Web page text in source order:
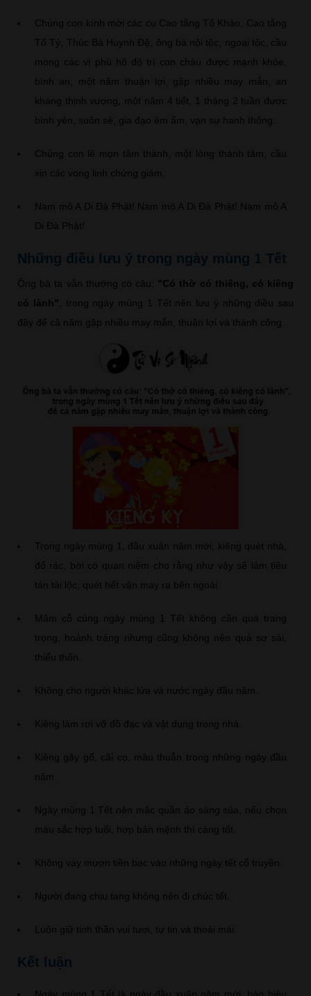
Chúng con kính mời các cụ Cao tằng Tổ Khảo, Cao tằng
Tổ Tỷ, Thúc Bá Huynh Đệ, ông bà nội tộc, ngoại tộc, cầu
mong các vị phù hộ độ trì con cháu được mạnh khỏe,
bình an, một năm thuận lợi, gặp nhiều may mắn, an
khang thịnh vượng, một năm 4 tiết, 1 tháng 2 tuần được
bình yên, suôn sẻ, gia đạo êm ấm, vạn sự hanh thông.
Chúng con lẽ mọn tâm thành, một lòng thành tâm, cầu
xin các vong linh chứng giám.
Nam mô A Di Đà Phật! Nam mô A Di Đà Phật! Nam mô A
Di Đà Phật!
Những điều lưu ý trong ngày mùng 1 Tết
Ông bà ta vẫn thường có câu: "Có thờ có thiêng, có kiêng
có lành"
, trong ngày mùng 1 Tết nên lưu ý những điều sau
đây để cả năm gặp nhiều may mắn, thuận lợi và thành công.
Trong ngày mùng 1, đầu xuân năm mới, kiêng quét nhà,
đổ rác, bởi có quan niệm cho rằng như vậy sẽ làm tiêu
tán tài lộc, quét hết vận may ra bên ngoài.
Mâm cỗ cúng ngày mùng 1 Tết không cần quá trang
trọng, hoành tráng nhưng cũng không nên quá sơ sài,
thiếu thốn.
Không cho người khác lửa và nước ngày đầu năm.
Kiêng làm rơi vỡ đồ đạc và vật dụng trong nhà.
Kiêng gây gổ, cãi cọ, mâu thuẫn trong những ngày đầu
năm.
Ngày mùng 1 Tết nên mặc quần áo sáng sủa, nếu chọn
màu sắc hợp tuổi, hợp bản mệnh thì càng tốt.
Không vay mượn tiền bạc vào những ngày tết cổ truyền.
Người đang chịu tang không nên đi chúc tết.
Luôn giữ tinh thần vui tươi, tự tin và thoải mái.
Kết luận